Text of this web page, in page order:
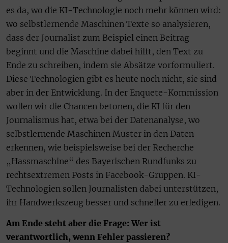
es da, wo die KI-Technologie noch mehr können wird:
wo selbstlernende Maschinen Texte so analysieren,
dass der Journalist zum Beispiel einen Beitrag
beginnt und die Maschine dabei hilft, den Text zu
Ende zu schreiben, indem sie Absätze vorformuliert.
Diese Technologien gibt es heute noch nicht, sie sind
aber in der Entwicklung. In der Enquete-Kommission
wollen wir die Chancen betonen, die KI für den
Journalismus hat, etwa bei der Datenanalyse, wo
selbstlernende Maschinen Muster in den Daten
erkennen, wie beispielsweise bei der Recherche
„Hassmaschine“ des Bayerischen Rundfunks zu
rechtsextremen Posts in Facebook-Gruppen. KI-
Technologien sollen Journalisten dabei unterstützen,
ihr Handwerkszeug besser und schneller zu erledigen.
Am Ende steht aber die Frage: Wer ist
verantwortlich, wenn Fehler passieren?